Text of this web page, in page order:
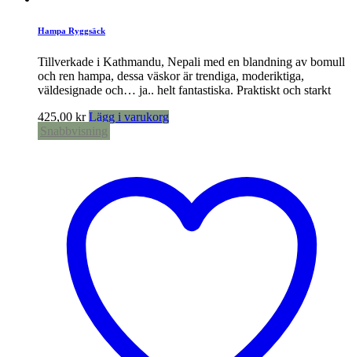
Hampa Ryggsäck
Tillverkade i Kathmandu, Nepali med en blandning av bomull
och ren hampa, dessa väskor är trendiga, moderiktiga,
väldesignade och… ja.. helt fantastiska. Praktiskt och starkt
425,00 kr Lägg i varukorg
Snabbvisning